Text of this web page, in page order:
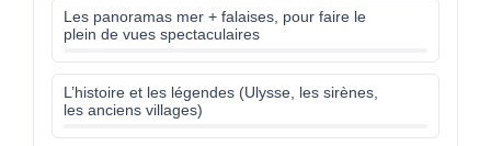
Les panoramas mer + falaises, pour faire le
plein de vues spectaculaires
L’histoire et les légendes (Ulysse, les sirènes,
les anciens villages)